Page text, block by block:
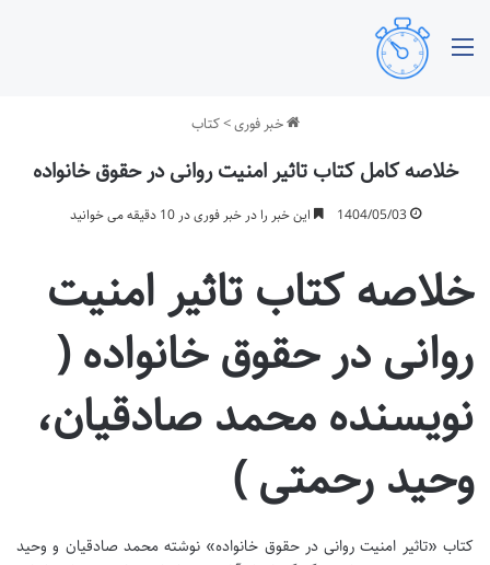
خبر فوری>کتاب
خلاصه کامل کتاب تاثیر امنیت روانی در حقوق خانواده
1404/05/03 این خبر را در خبر فوری در 10 دقیقه می خوانید
خلاصه کتاب تاثیر امنیت
روانی در حقوق خانواده (
نویسنده محمد صادقیان،
وحید رحمتی )
کتاب «تاثیر امنیت روانی در حقوق خانواده» نوشته محمد صادقیان و وحید